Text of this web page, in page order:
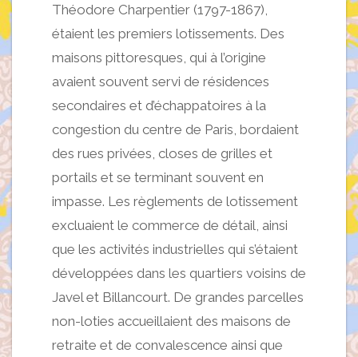
Théodore Charpentier (1797-1867),
étaient les premiers lotissements. Des
maisons pittoresques, qui à l’origine
avaient souvent servi de résidences
secondaires et d’échappatoires à la
congestion du centre de Paris, bordaient
des rues privées, closes de grilles et
portails et se terminant souvent en
impasse. Les règlements de lotissement
excluaient le commerce de détail, ainsi
que les activités industrielles qui s’étaient
développées dans les quartiers voisins de
Javel et Billancourt. De grandes parcelles
non-loties accueillaient des maisons de
retraite et de convalescence ainsi que